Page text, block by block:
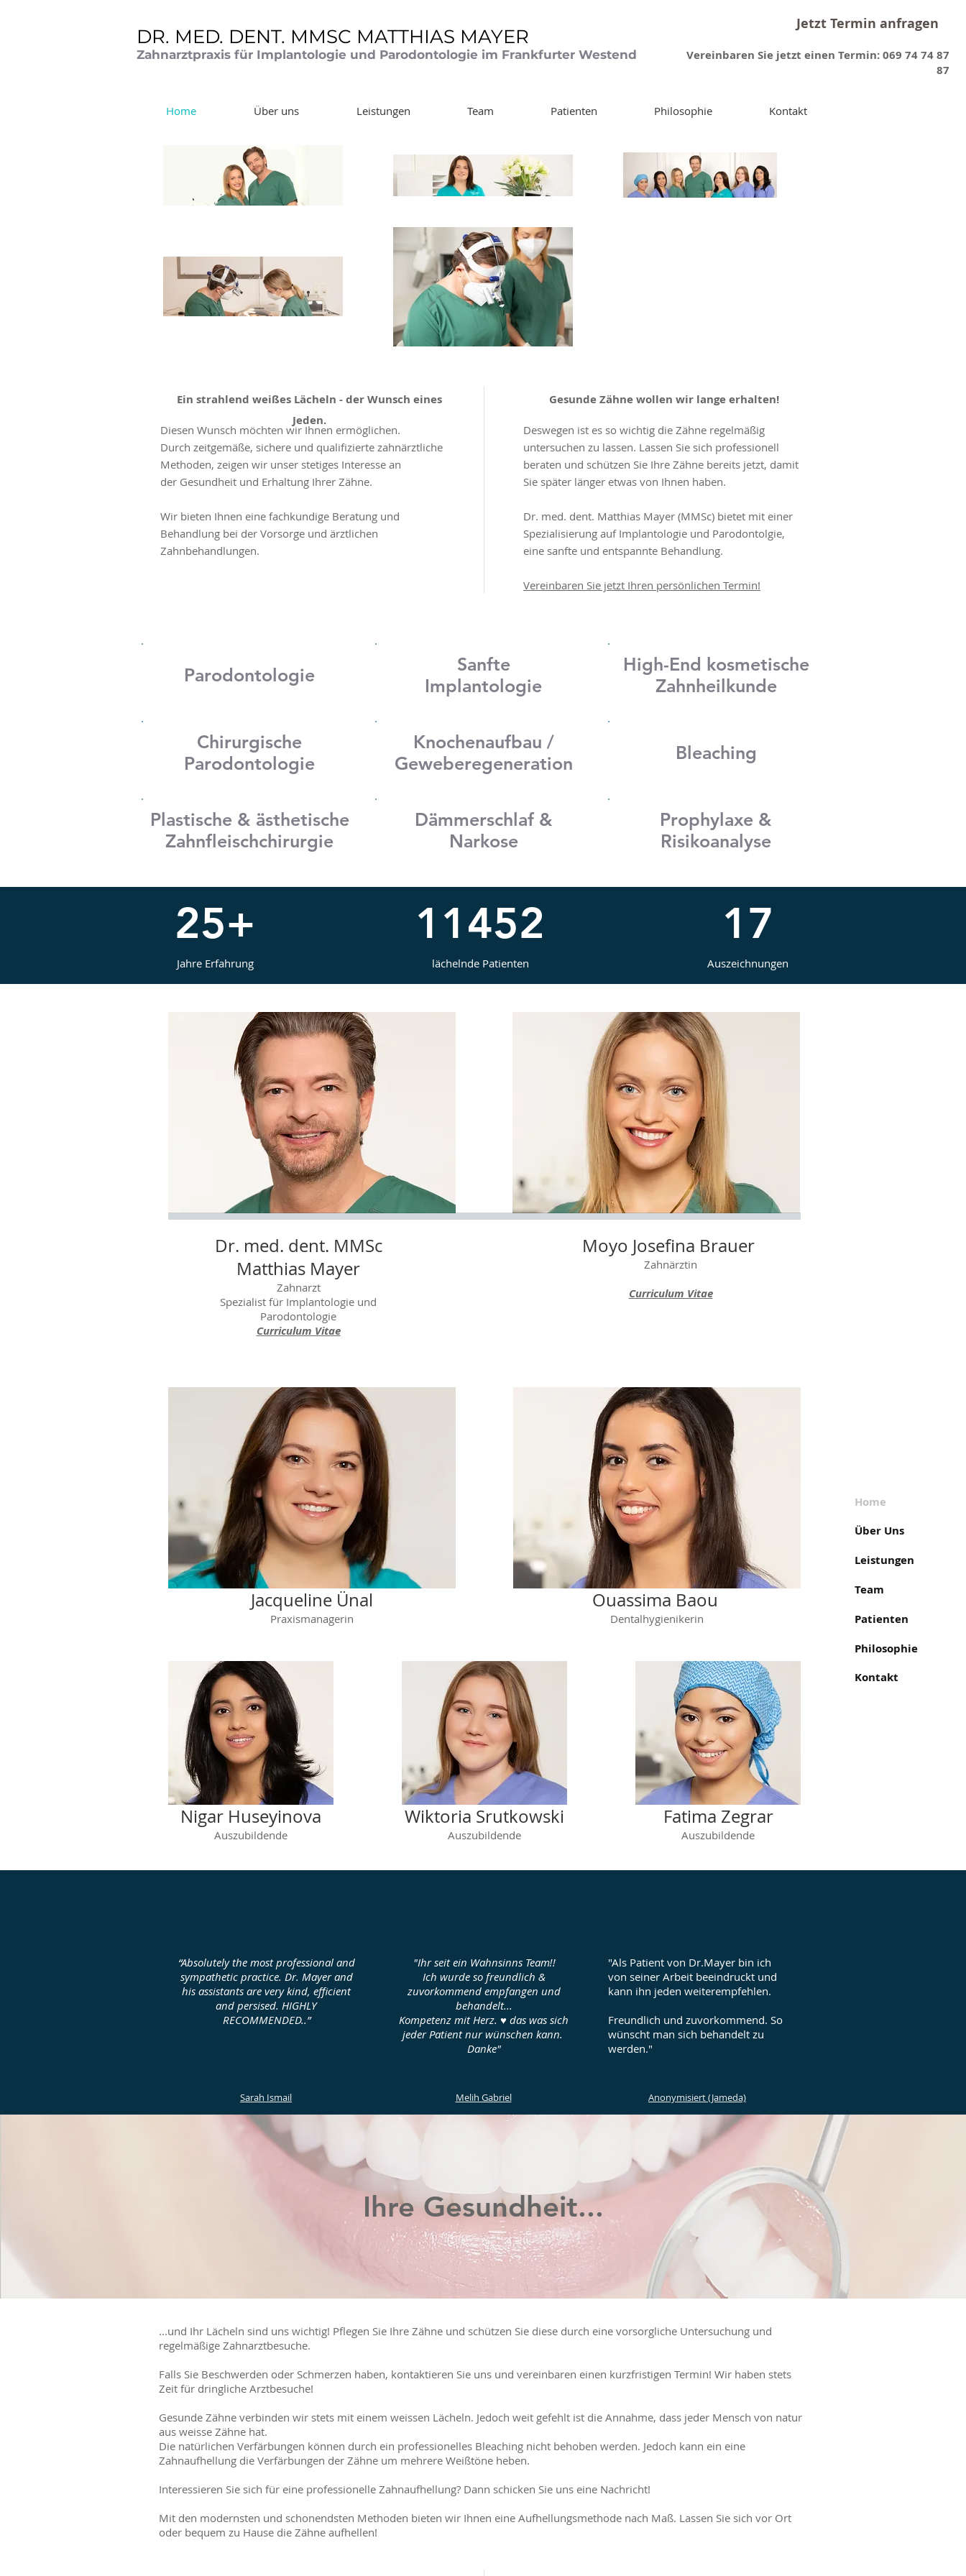
Jetzt Termin anfragen
DR. MED. DENT. MMSC MATTHIAS MAYER
Zahnarztpraxis für Implantologie und Parodontologie im Frankfurter Westend
Vereinbaren Sie jetzt einen Termin: 069 74 74 87
87
Home Über uns Leistungen Team Patienten Philosophie Kontakt
Home
Über Uns
Leistungen
Team
Patienten
Philosophie
Kontakt
Diesen Wunsch möchten wir Ihnen ermöglichen.
Durch zeitgemäße, sichere und qualifizierte zahnärztliche
Methoden, zeigen wir unser stetiges Interesse an
der Gesundheit und Erhaltung Ihrer Zähne.
Wir bieten Ihnen eine fachkundige Beratung und
Behandlung bei der Vorsorge und ärztlichen
Zahnbehandlungen.
Ein strahlend weißes Lächeln - der Wunsch eines
Jeden.
Deswegen ist es so wichtig die Zähne regelmäßig
untersuchen zu lassen. Lassen Sie sich professionell
beraten und schützen Sie Ihre Zähne bereits jetzt, damit
Sie später länger etwas von Ihnen haben.
Dr. med. dent. Matthias Mayer (MMSc) bietet mit einer
Spezialisierung auf Implantologie und Parodontolgie,
eine sanfte und entspannte Behandlung.
Vereinbaren Sie jetzt Ihren persönlichen Termin!
Gesunde Zähne wollen wir lange erhalten!
Parodontologie
Sanfte
Implantologie
High-End kosmetische
Zahnheilkunde
Chirurgische
Parodontologie
Knochenaufbau /
Geweberegeneration
Bleaching
Plastische & ästhetische
Zahnfleischchirurgie
Dämmerschlaf &
Narkose
Prophylaxe &
Risikoanalyse
25+
Jahre Erfahrung
11452
lächelnde Patienten
17
Auszeichnungen
Dr. med. dent. MMSc
Matthias Mayer
Zahnarzt
Spezialist für Implantologie und
Parodontologie
Curriculum Vitae
Moyo Josefina Brauer
Zahnärztin
Curriculum Vitae
Jacqueline Ünal
Praxismanagerin
Ouassima Baou
Dentalhygienikerin
Nigar Huseyinova
Auszubildende
Wiktoria Srutkowski
Auszubildende
Fatima Zegrar
Auszubildende
“Absolutely the most professional and
sympathetic practice. Dr. Mayer and
his assistants are very kind, efficient
and persised. HIGHLY
RECOMMENDED..”
Sarah Ismail
"Ihr seit ein Wahnsinns Team‼️
Ich wurde so freundlich &
zuvorkommend empfangen und
behandelt...
Kompetenz mit Herz. ♥️ das was sich
jeder Patient nur wünschen kann.
Danke"
Melih Gabriel
"Als Patient von Dr.Mayer bin ich
von seiner Arbeit beeindruckt und
kann ihn jeden weiterempfehlen.
Freundlich und zuvorkommend. So
wünscht man sich behandelt zu
werden."
Anonymisiert (Jameda)
Ihre Gesundheit...
...und Ihr Lächeln sind uns wichtig! Pflegen Sie Ihre Zähne und schützen Sie diese durch eine vorsorgliche Untersuchung und
regelmäßige Zahnarztbesuche.
Falls Sie Beschwerden oder Schmerzen haben, kontaktieren Sie uns und vereinbaren einen kurzfristigen Termin! Wir haben stets
Zeit für dringliche Arztbesuche!
Gesunde Zähne verbinden wir stets mit einem weissen Lächeln. Jedoch weit gefehlt ist die Annahme, dass jeder Mensch von natur
aus weisse Zähne hat.
Die natürlichen Verfärbungen können durch ein professionelles Bleaching nicht behoben werden. Jedoch kann ein eine
Zahnaufhellung die Verfärbungen der Zähne um mehrere Weißtöne heben.
Interessieren Sie sich für eine professionelle Zahnaufhellung? Dann schicken Sie uns eine Nachricht!
Mit den modernsten und schonendsten Methoden bieten wir Ihnen eine Aufhellungsmethode nach Maß. Lassen Sie sich vor Ort
oder bequem zu Hause die Zähne aufhellen!